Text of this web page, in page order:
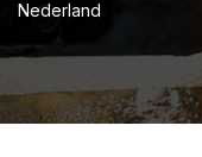
Nederland